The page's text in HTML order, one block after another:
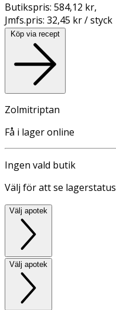
Butikspris: 584,12 kr,
Jmfs.pris: 32,45 kr / styck
Köp via recept
Zolmitriptan
Få i lager online
Ingen vald butik
Välj för att se lagerstatus
Välj apotek
Välj apotek